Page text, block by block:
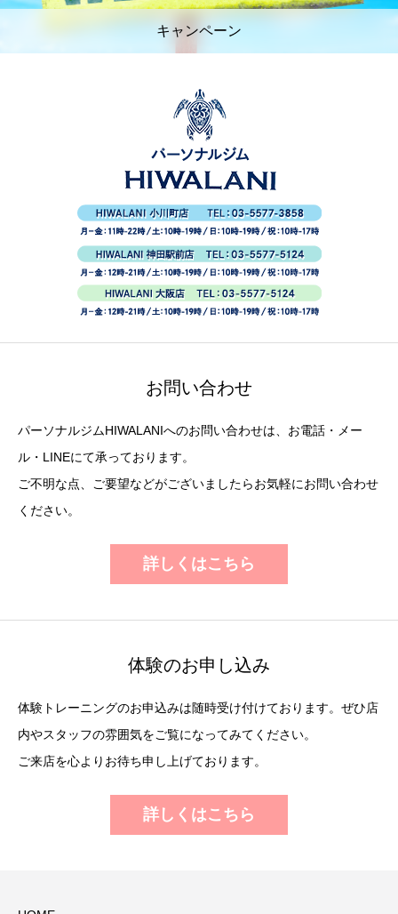
キャンペーン
お問い合わせ
パーソナルジムHIWALANIへのお問い合わせは、お電話・メー
ル・LINEにて承っております。
ご不明な点、ご要望などがございましたらお気軽にお問い合わせ
ください。
詳しくはこちら
体験のお申し込み
体験トレーニングのお申込みは随時受け付けております。ぜひ店
内やスタッフの雰囲気をご覧になってみてください。
ご来店を心よりお待ち申し上げております。
詳しくはこちら